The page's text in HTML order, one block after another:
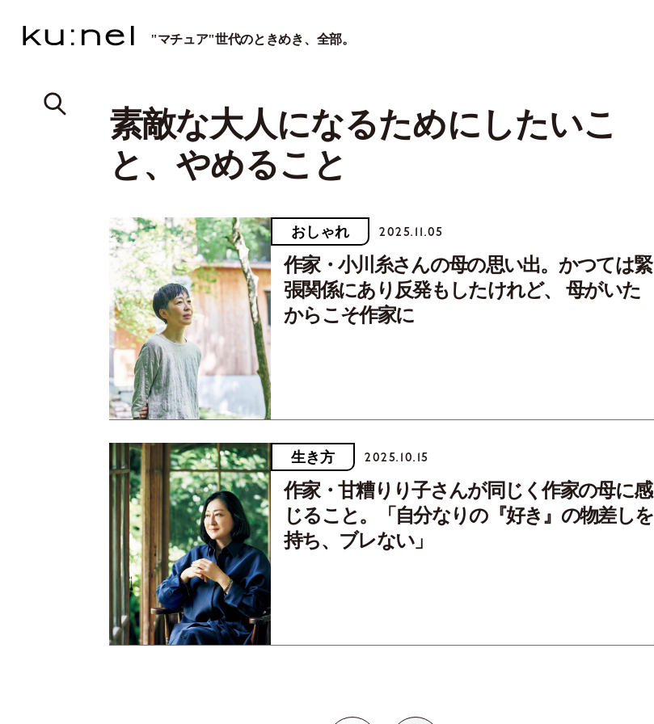
"マチュア"世代のときめき、全部。
素敵な大人になるためにしたいこ
と、やめること
おしゃれ 2025.11.05
作家・小川糸さんの母の思い出。かつては緊
張関係にあり反発もしたけれど、 母がいた
からこそ作家に
生き方 2025.10.15
作家・甘糟りり子さんが同じく作家の母に感
じること。「自分なりの『好き』の物差しを
持ち、ブレない」